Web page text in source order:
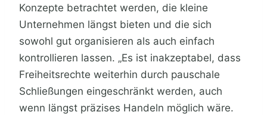
Konzepte betrachtet werden, die kleine
Unternehmen längst bieten und die sich
sowohl gut organisieren als auch einfach
kontrollieren lassen. „Es ist inakzeptabel, dass
Freiheitsrechte weiterhin durch pauschale
Schließungen eingeschränkt werden, auch
wenn längst präzises Handeln möglich wäre.